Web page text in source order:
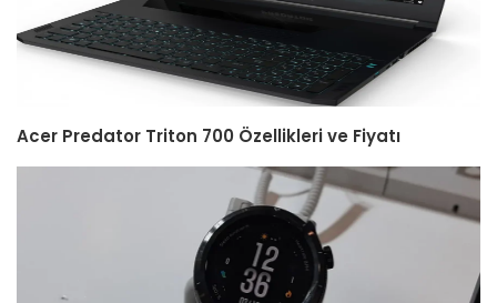
Acer Predator Triton 700 Özellikleri ve Fiyatı